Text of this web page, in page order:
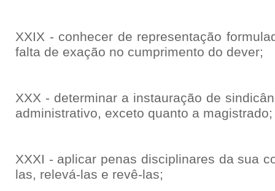
XXIX - conhecer de representação
falta de exação no cumprimento do dever;
XXX - determinar a instauração de
administrativo, exceto quanto a magistrado;
XXXI - aplicar penas disciplinares da sua
las, relevá-las e revê-las;